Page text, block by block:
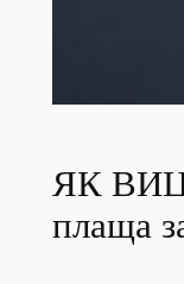
ЯК
плаща